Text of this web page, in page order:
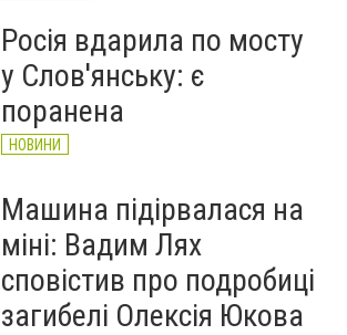
Росія вдарила по мосту
у Слов'янську: є
поранена
НОВИНИ
Машина підірвалася на
міні: Вадим Лях
сповістив про подробиці
загибелі Олексія Юкова